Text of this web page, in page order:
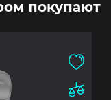
покупают